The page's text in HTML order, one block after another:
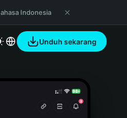
Indonesia
Unduh sekarang